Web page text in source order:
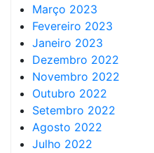
Março 2023
Fevereiro 2023
Janeiro 2023
Dezembro 2022
Novembro 2022
Outubro 2022
Setembro 2022
Agosto 2022
Julho 2022